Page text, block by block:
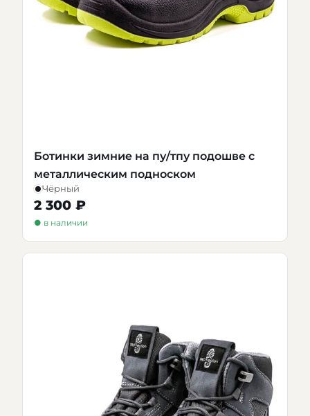
Ботинки зимние на пу/тпу подошве с
металлическим подноском
Чёрный
2 300 ₽
● в наличии